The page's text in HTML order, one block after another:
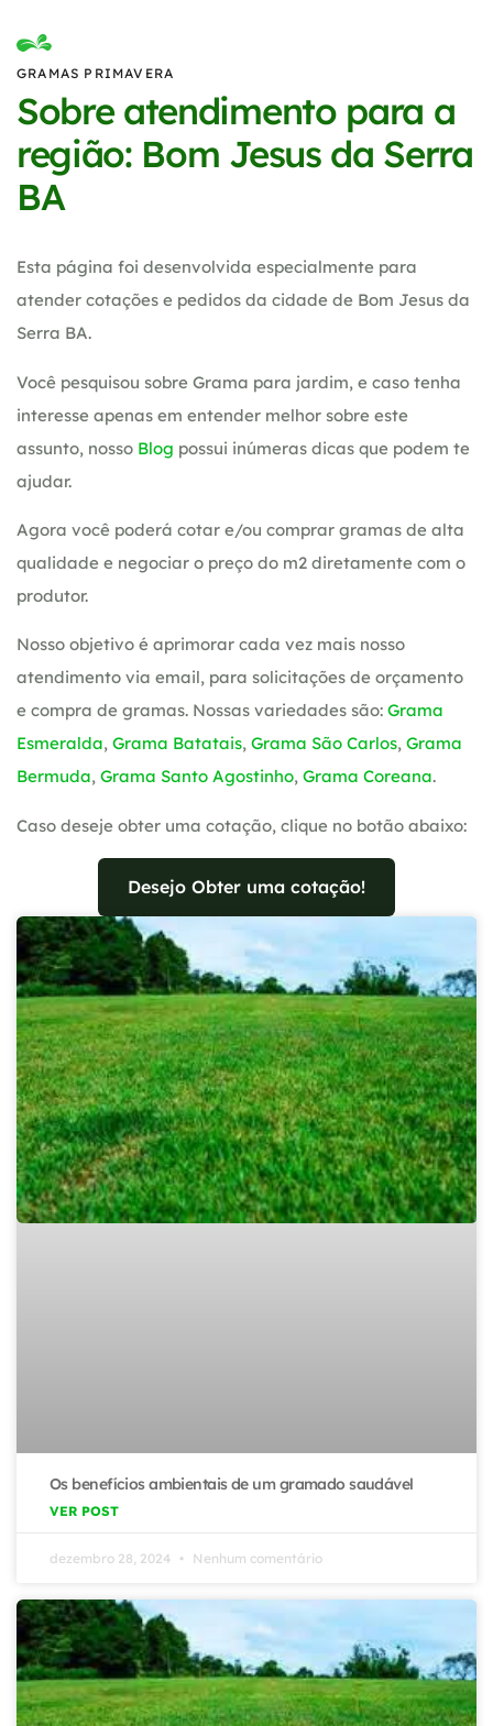
GRAMAS PRIMAVERA
Sobre atendimento para a
região: Bom Jesus da Serra
BA
Esta página foi desenvolvida especialmente para
atender cotações e pedidos da cidade de Bom Jesus da
Serra BA.
Você pesquisou sobre Grama para jardim, e caso tenha
interesse apenas em entender melhor sobre este
assunto, nosso Blog possui inúmeras dicas que podem te
ajudar.
Agora você poderá cotar e/ou comprar gramas de alta
qualidade e negociar o preço do m2 diretamente com o
produtor.
Nosso objetivo é aprimorar cada vez mais nosso
atendimento via email, para solicitações de orçamento
e compra de gramas. Nossas variedades são: Grama
Esmeralda, Grama Batatais, Grama São Carlos, Grama
Bermuda, Grama Santo Agostinho, Grama Coreana.
Caso deseje obter uma cotação, clique no botão abaixo:
Desejo Obter uma cotação!
Os benefícios ambientais de um gramado saudável
VER POST
dezembro 28, 2024 Nenhum comentário